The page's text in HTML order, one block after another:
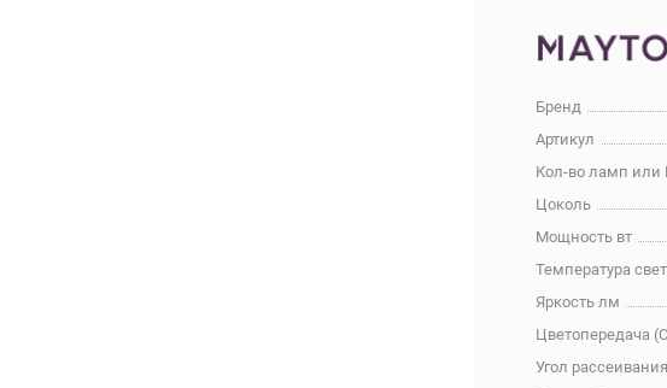
Бренд
Артикул
Кол-во ламп или
Цоколь
Мощность вт
Температура
Яркость лм
Цветопередача
Угол